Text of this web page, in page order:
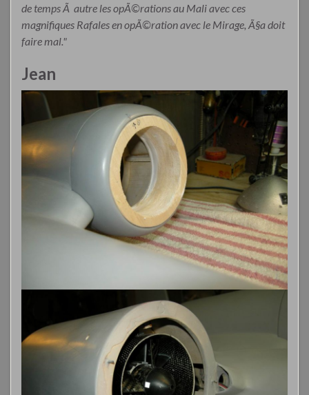
de temps Ã autre les opÃ©rations au Mali avec ces
magnifiques Rafales en opÃ©ration avec le Mirage, Ã§a doit
faire mal."
Jean